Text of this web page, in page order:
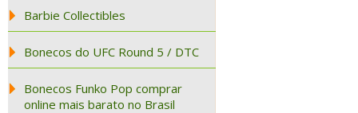
Barbie Collectibles
Bonecos do UFC Round 5 / DTC
Bonecos Funko Pop comprar
online mais barato no Brasil